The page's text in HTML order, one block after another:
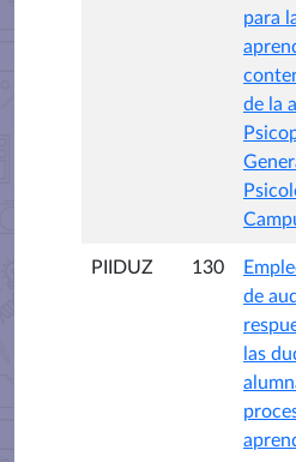
para
de la
PIIDUZ 130
de
las